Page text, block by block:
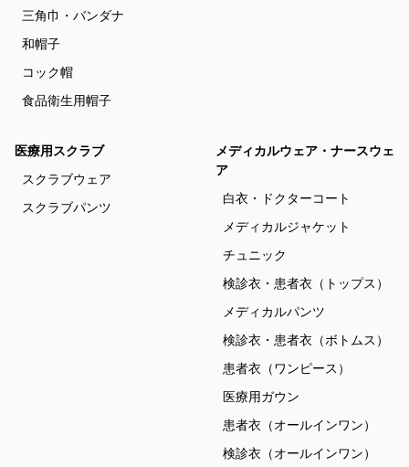
三角巾・バンダナ
和帽子
コック帽
食品衛生用帽子
医療用スクラブ
スクラブウェア
スクラブパンツ
メディカルウェア・ナースウェ
ア
白衣・ドクターコート
メディカルジャケット
チュニック
検診衣・患者衣（トップス）
メディカルパンツ
検診衣・患者衣（ボトムス）
患者衣（ワンピース）
医療用ガウン
患者衣（オールインワン）
検診衣（オールインワン）